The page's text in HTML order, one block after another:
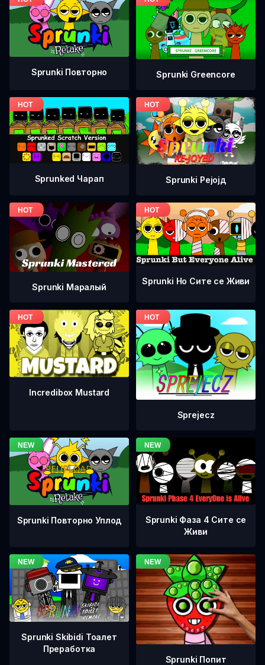
Sprunki Повторно Sprunki Greencore
Sprunked Чарап Sprunki Рејојд
Sprunki Маралый
Sprunki Но Сите се Живи
Incredibox Mustard
Sprejecz
Sprunki Повторно Уплод
Sprunki Фаза 4 Сите се
Живи
Sprunki Skibidi Тоалет
Преработка
Sprunki Попит